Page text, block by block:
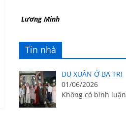
Lương Minh
Tin nhà
DU XUÂN Ở BA TRI
01/06/2026
Không có bình luận